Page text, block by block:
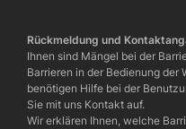
Rückmeldung und
Ihnen sind Mängel bei der
Barrieren in der Bedienung der
benötigen Hilfe bei der
Sie mit uns Kontakt auf.
Wir erklären Ihnen, welche